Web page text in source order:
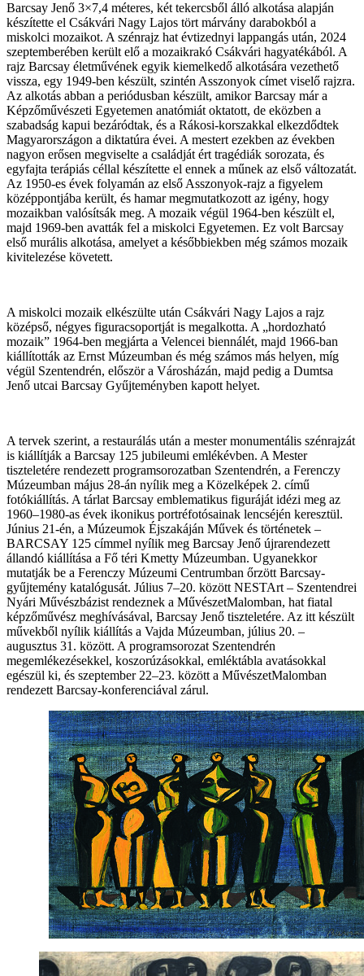
Barcsay Jenő 3×7,4 méteres, két tekercsből álló alkotása alapján
készítette el Csákvári Nagy Lajos tört márvány darabokból a
miskolci mozaikot. A szénrajz hat évtizednyi lappangás után, 2024
szeptemberében került elő a mozaikrakó Csákvári hagyatékából. A
rajz Barcsay életművének egyik kiemelkedő alkotására vezethető
vissza, egy 1949-ben készült, szintén Asszonyok címet viselő rajzra.
Az alkotás abban a periódusban készült, amikor Barcsay már a
Képzőművészeti Egyetemen anatómiát oktatott, de eközben a
szabadság kapui bezáródtak, és a Rákosi-korszakkal elkezdődtek
Magyarországon a diktatúra évei. A mestert ezekben az években
nagyon erősen megviselte a családját ért tragédiák sorozata, és
egyfajta terápiás céllal készítette el ennek a műnek az első változatát.
Az 1950-es évek folyamán az első Asszonyok-rajz a figyelem
középpontjába került, és hamar megmutatkozott az igény, hogy
mozaikban valósítsák meg. A mozaik végül 1964-ben készült el,
majd 1969-ben avatták fel a miskolci Egyetemen. Ez volt Barcsay
első murális alkotása, amelyet a későbbiekben még számos mozaik
kivitelezése követett.
A miskolci mozaik elkészülte után Csákvári Nagy Lajos a rajz
középső, négyes figuracsoportját is megalkotta. A „hordozható
mozaik” 1964-ben megjárta a Velencei biennálét, majd 1966-ban
kiállították az Ernst Múzeumban és még számos más helyen, míg
végül Szentendrén, először a Városházán, majd pedig a Dumtsa
Jenő utcai Barcsay Gyűjteményben kapott helyet.
A tervek szerint, a restaurálás után a mester monumentális szénrajzát
is kiállítják a Barcsay 125 jubileumi emlékévben. A Mester
tiszteletére rendezett programsorozatban Szentendrén, a Ferenczy
Múzeumban május 28-án nyílik meg a Közelképek 2. című
fotókiállítás. A tárlat Barcsay emblematikus figuráját idézi meg az
1960–1980-as évek ikonikus portréfotósainak lencséjén keresztül.
Június 21-én, a Múzeumok Éjszakáján Művek és történetek –
BARCSAY 125 címmel nyílik meg Barcsay Jenő újrarendezett
állandó kiállítása a Fő téri Kmetty Múzeumban. Ugyanekkor
mutatják be a Ferenczy Múzeumi Centrumban őrzött Barcsay-
gyűjtemény katalógusát. Július 7–20. között NESTArt – Szentendrei
Nyári Művészbázist rendeznek a MűvészetMalomban, hat fiatal
képzőművész meghívásával, Barcsay Jenő tiszteletére. Az itt készült
művekből nyílik kiállítás a Vajda Múzeumban, július 20. –
augusztus 31. között. A programsorozat Szentendrén
megemlékezésekkel, koszorúzásokkal, emléktábla avatásokkal
egészül ki, és szeptember 22–23. között a MűvészetMalomban
rendezett Barcsay-konferenciával zárul.